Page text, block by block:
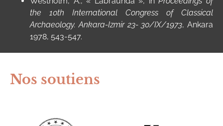
the 10th International Congress of Classical
Archaeology. Ankara-Izmir 23- 30/IX/1973, Ankara
1978, 543-547.
Nos soutiens